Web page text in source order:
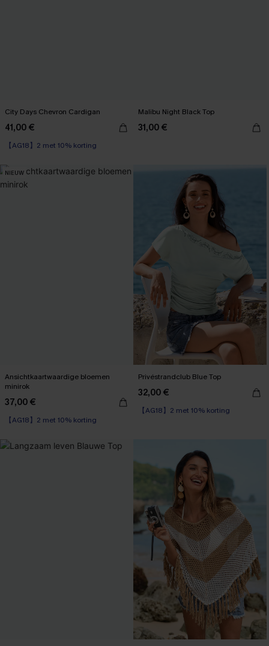
City Days Chevron Cardigan
41,00 €
【AG18】2 met 10% korting
Malibu Night Black Top
31,00 €
NIEUW
Ansichtkaartwaardige bloemen
minirok
37,00 €
【AG18】2 met 10% korting
Wikkel
Privéstrandclub Blue Top
32,00 €
【AG18】2 met 10% korting